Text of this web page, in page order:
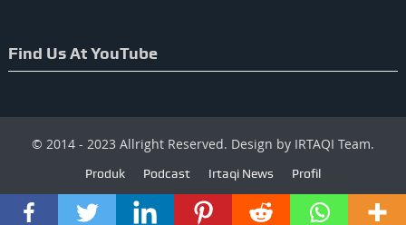
Find Us At YouTube
© 2014 - 2023 Allright Reserved. Design by IRTAQI Team.
Produk Podcast Irtaqi News Profil